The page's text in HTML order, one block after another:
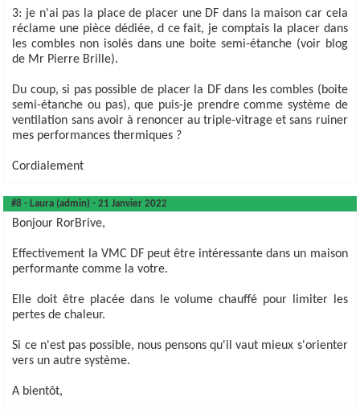
3: je n'ai pas la place de placer une DF dans la maison car cela
réclame une pièce dédiée, d ce fait, je comptais la placer dans
les combles non isolés dans une boite semi-étanche (voir blog
de Mr Pierre Brille).
Du coup, si pas possible de placer la DF dans les combles (boite
semi-étanche ou pas), que puis-je prendre comme système de
ventilation sans avoir à renoncer au triple-vitrage et sans ruiner
mes performances thermiques ?
Cordialement
#8 - Laura (admin) - 21 Janvier 2022
Bonjour RorBrive,
Effectivement la VMC DF peut être intéressante dans un maison
performante comme la votre.
Elle doit être placée dans le volume chauffé pour limiter les
pertes de chaleur.
Si ce n'est pas possible, nous pensons qu'il vaut mieux s'orienter
vers un autre système.
A bientôt,